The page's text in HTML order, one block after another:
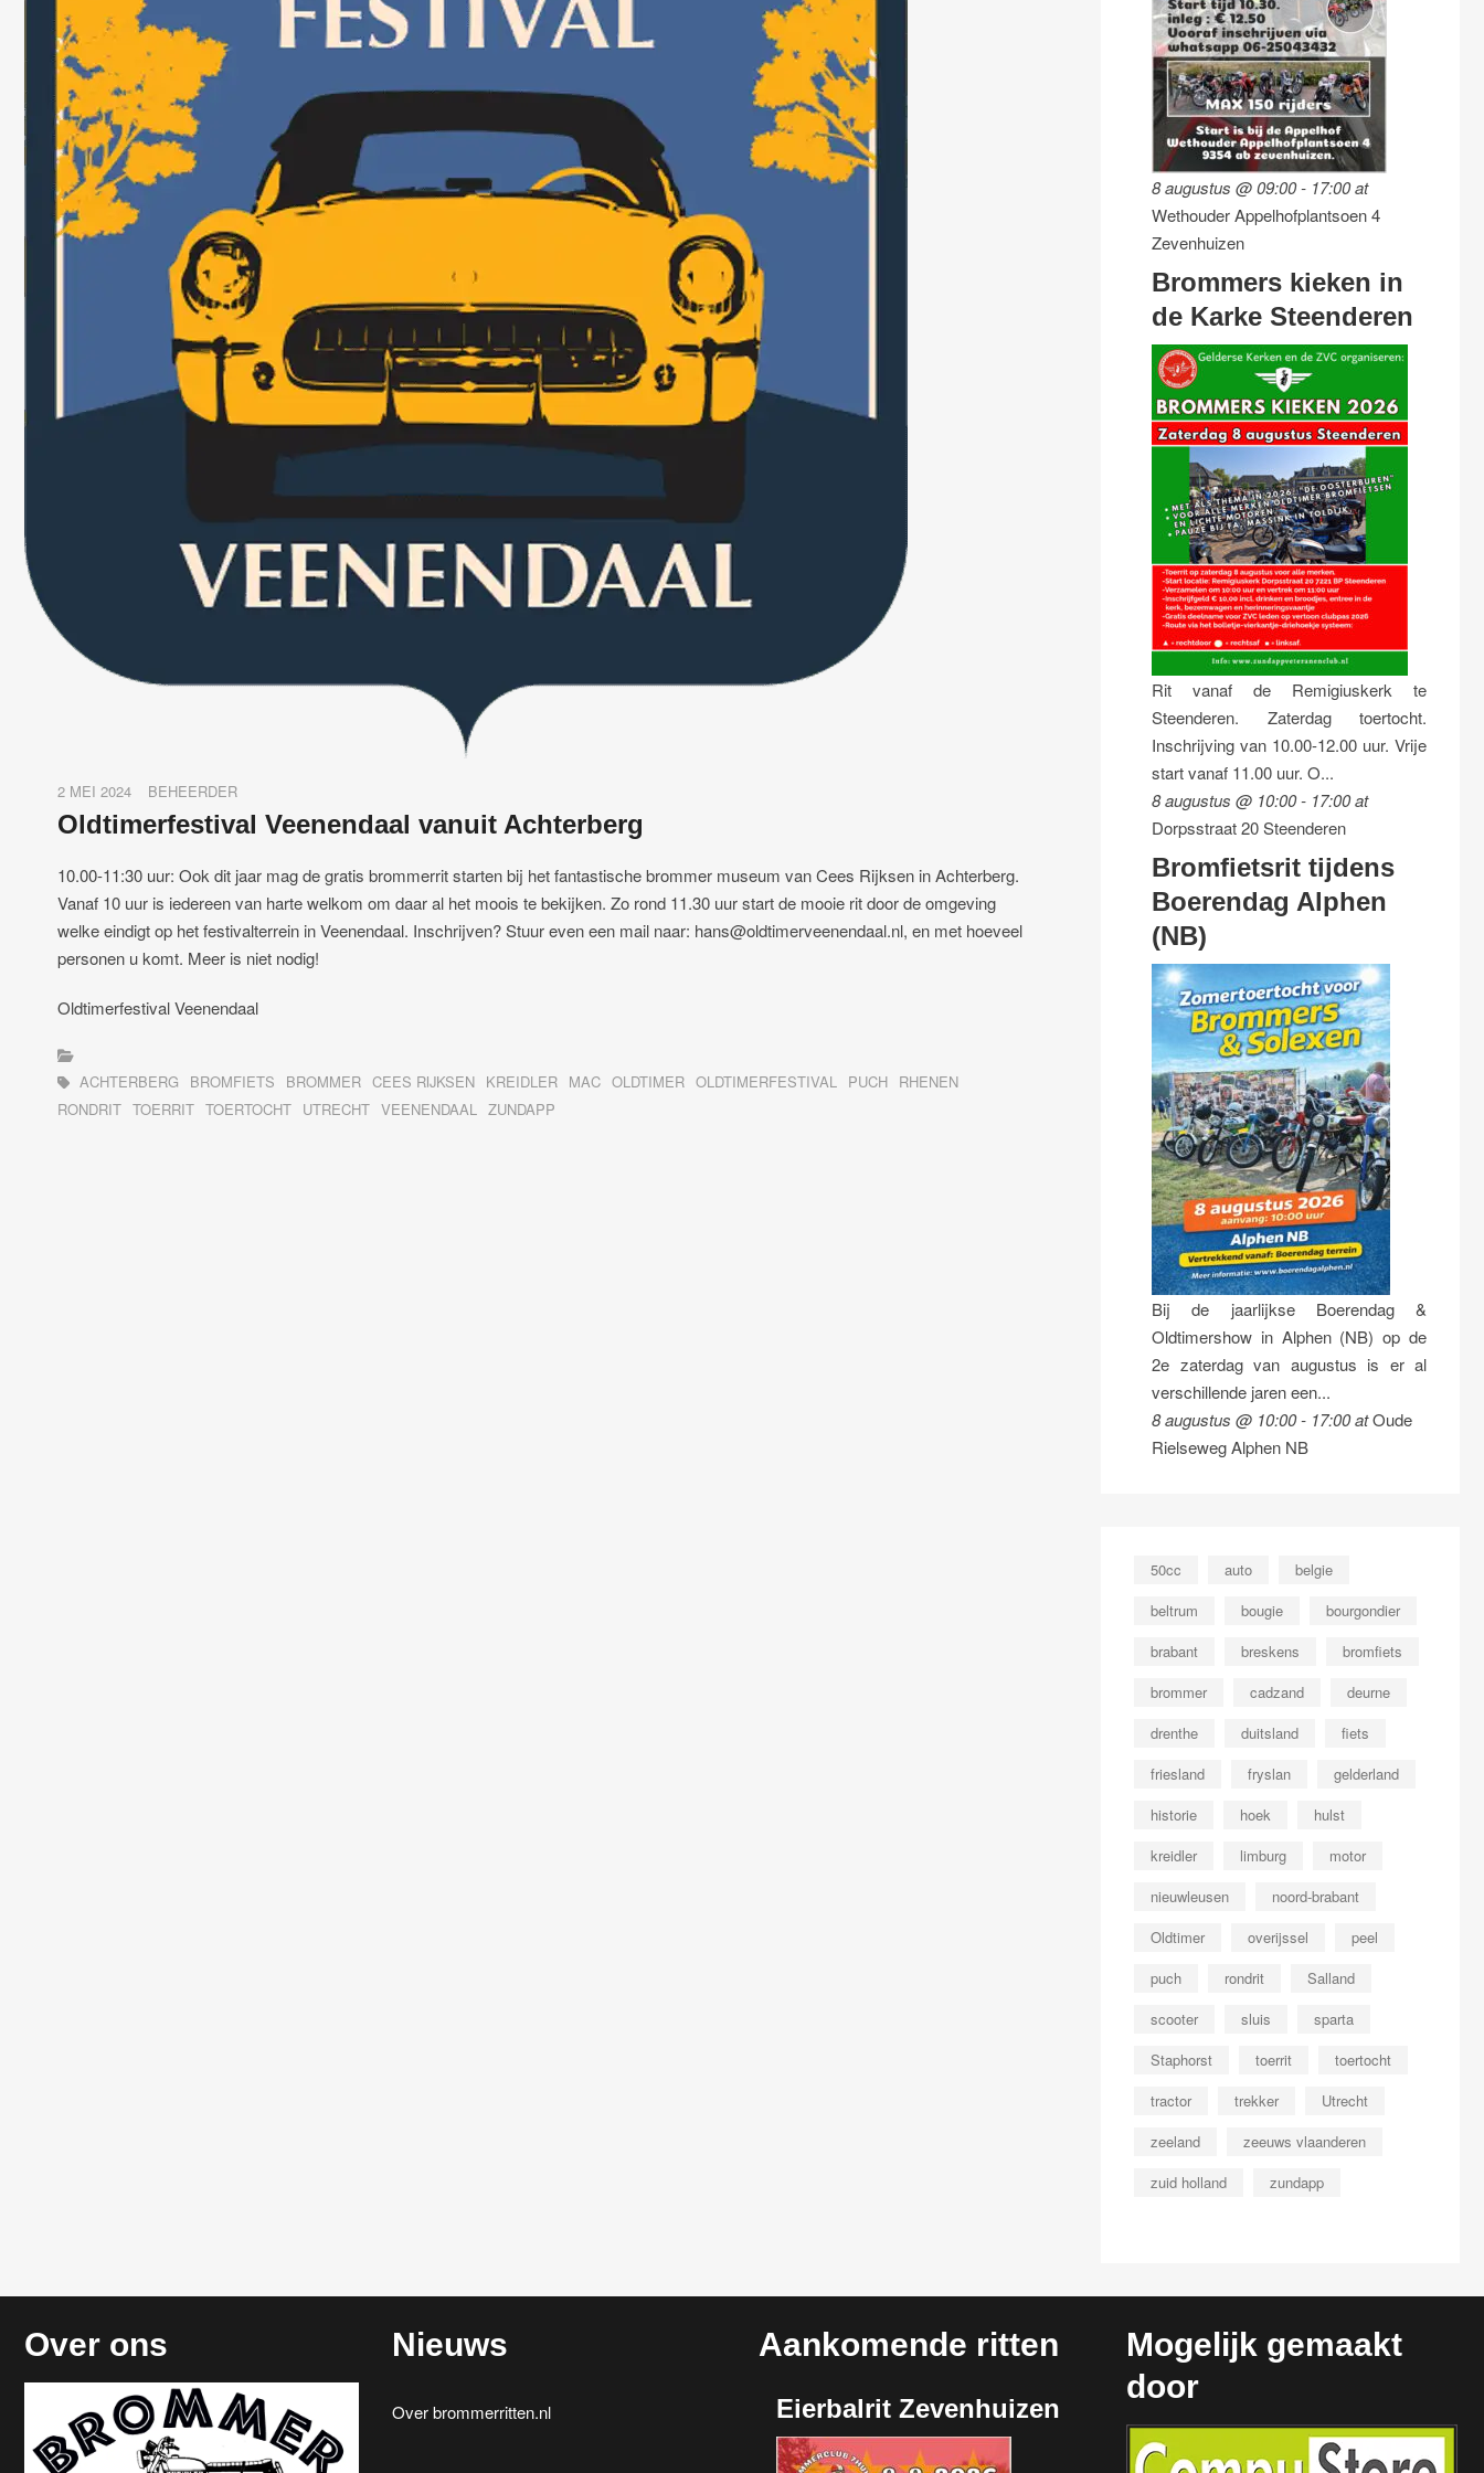
2 MEI 2024 BEHEERDER
Oldtimerfestival Veenendaal vanuit Achterberg
10.00-11:30 uur: Ook dit jaar mag de gratis brommerrit starten bij het fantastische brommer museum van Cees Rijksen in Achterberg.
Vanaf 10 uur is iedereen van harte welkom om daar al het moois te bekijken. Zo rond 11.30 uur start de mooie rit door de omgeving
welke eindigt op het festivalterrein in Veenendaal. Inschrijven? Stuur even een mail naar: hans@oldtimerveenendaal.nl, en met hoeveel
personen u komt. Meer is niet nodig!
Oldtimerfestival Veenendaal
ACHTERBERG BROMFIETS BROMMER CEES RIJKSEN KREIDLER MAC OLDTIMER OLDTIMERFESTIVAL PUCH RHENEN
RONDRIT TOERRIT TOERTOCHT UTRECHT VEENENDAAL ZUNDAPP
8 augustus @ 09:00- 17:00at
Wethouder Appelhofplantsoen 4
Zevenhuizen
Brommers kieken in
de Karke Steenderen
Rit vanaf de Remigiuskerk te
Steenderen. Zaterdag toertocht.
Inschrijving van 10.00-12.00 uur. Vrije
start vanaf 11.00 uur. O...
8 augustus @ 10:00- 17:00at
Dorpsstraat 20 Steenderen
Bromfietsrit tijdens
Boerendag Alphen
(NB)
Bij de jaarlijkse Boerendag &
Oldtimershow in Alphen (NB) op de
2e zaterdag van augustus is er al
verschillende jaren een...
8 augustus @ 10:00- 17:00atOude
Rielseweg Alphen NB
50cc auto
belgie
beltrum
bougie
bourgondier
brabant
breskens
bromfiets
brommer
cadzand
deurne
drenthe
duitsland
fiets
friesland
fryslan
gelderland
historie
hoek
hulst
kreidler
limburg
motor
nieuwleusen
noord-brabant
Oldtimer
overijssel
peel
puch
rondrit
Salland
scooter
sluis
sparta
Staphorst
toerrit
toertocht
tractor
trekker
Utrecht
zeeland
zeeuws vlaanderen
zuid holland
zundapp
Over ons Nieuws
Over brommerritten.nl
Aankomende ritten
Eierbalrit Zevenhuizen
Mogelijk gemaakt
door